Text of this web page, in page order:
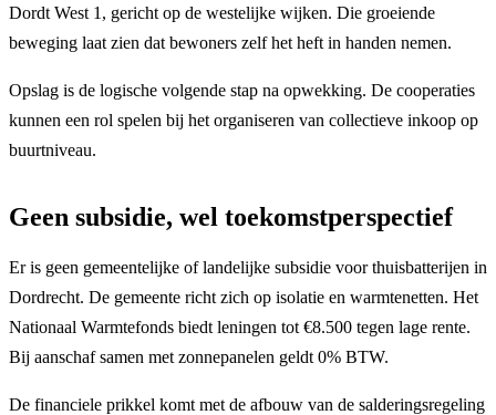
Dordt West 1, gericht op de westelijke wijken. Die groeiende
beweging laat zien dat bewoners zelf het heft in handen nemen.
Opslag is de logische volgende stap na opwekking. De cooperaties
kunnen een rol spelen bij het organiseren van collectieve inkoop op
buurtniveau.
Geen subsidie, wel toekomstperspectief
Er is geen gemeentelijke of landelijke subsidie voor thuisbatterijen in
Dordrecht. De gemeente richt zich op isolatie en warmtenetten. Het
Nationaal Warmtefonds biedt leningen tot €8.500 tegen lage rente.
Bij aanschaf samen met zonnepanelen geldt 0% BTW.
De financiele prikkel komt met de afbouw van de salderingsregeling